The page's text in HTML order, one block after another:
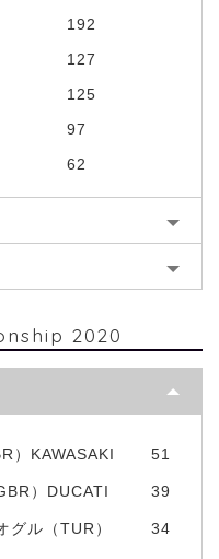
192
127
125
97
62
2020
）KAWASAKI 51
）DUCATI 39
グル（TUR）
34